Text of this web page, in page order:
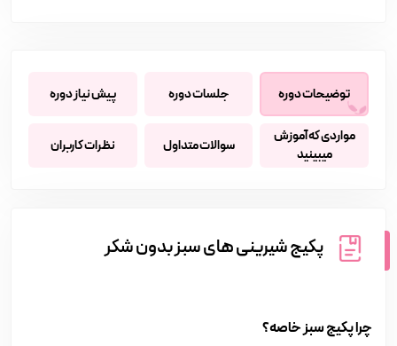
توضیحات دوره جلسات دوره پیش نیاز دوره
مواردی که آموزش
میبینید
سوالات متداول نظرات کاربران
پکیج شیرینی های سبز بدون شکر
چرا پکیج سبز خاصه؟